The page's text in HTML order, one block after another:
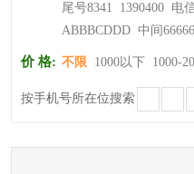
尾号8341
1390400 电
ABBBCDDD 中间
价 格: 不限 1000以下 1000-
按手机号所在位搜索